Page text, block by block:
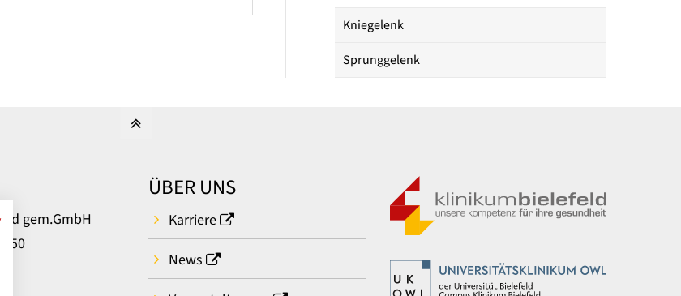
Kniegelenk
Sprunggelenk
gem.GmbH
50
ÜBER UNS
Karriere
News